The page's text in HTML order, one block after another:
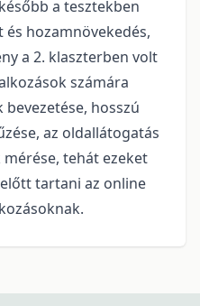
a tesztekben
hozamnövekedés,
a 2. klaszterben volt
számára
hosszú
az oldallátogatás
tehát ezeket
tartani az online